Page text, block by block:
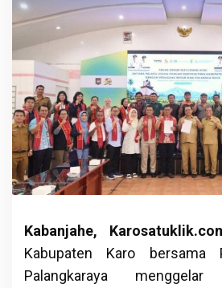
Kabanjahe,
Kabupaten Karo bersama
Palangkaraya